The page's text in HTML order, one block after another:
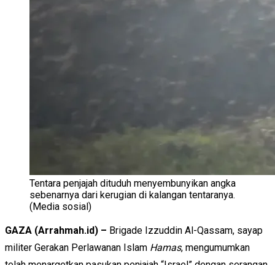
Tentara penjajah dituduh menyembunyikan angka
sebenarnya dari kerugian di kalangan tentaranya.
(Media sosial)
GAZA (Arrahmah.id) – Brigade Izzuddin Al-Qassam, sayap
militer Gerakan Perlawanan Islam Hamas, mengumumkan